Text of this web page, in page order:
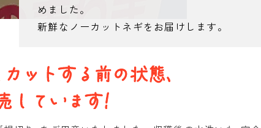
めました。
新鮮なノーカットネギをお届けします。